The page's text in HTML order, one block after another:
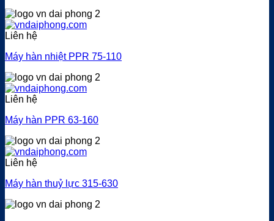
Liên hệ
Máy hàn nhiệt PPR 75-110
Liên hệ
Máy hàn PPR 63-160
Liên hệ
Máy hàn thuỷ lực 315-630